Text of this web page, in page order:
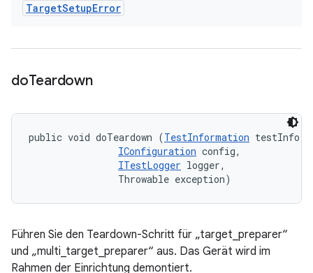
TargetSetupError
doTeardown
public void doTeardown (TestInformation testInfo,
IConfiguration config,
ITestLogger logger,
                Throwable exception)
Führen Sie den Teardown-Schritt für „target_preparer“
und „multi_target_preparer“ aus. Das Gerät wird im
Rahmen der Einrichtung demontiert.